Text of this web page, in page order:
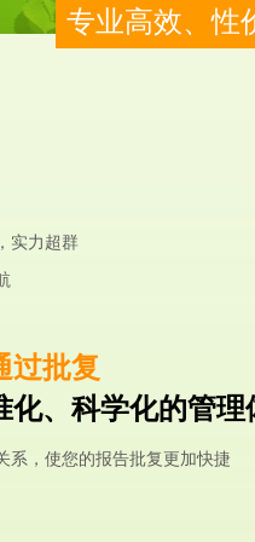
专业高效、性
实力超群
过批复
化、科学化的管理
系，使您的报告批复更加快捷